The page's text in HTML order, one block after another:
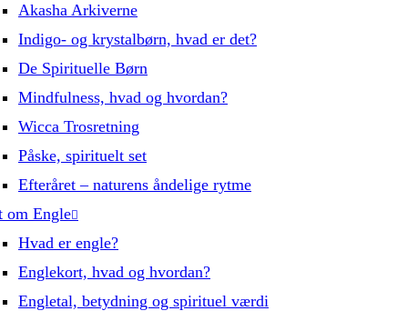
Akasha Arkiverne
Indigo- og krystalbørn, hvad er det?
De Spirituelle Børn
Mindfulness, hvad og hvordan?
Wicca Trosretning
Påske, spirituelt set
Efteråret – naturens åndelige rytme
om Engle
Hvad er engle?
Englekort, hvad og hvordan?
Engletal, betydning og spirituel værdi